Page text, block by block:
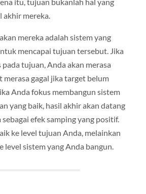
akhir mereka.
mereka adalah sistem yang
mencapai tujuan tersebut. Jika
tujuan, Anda akan merasa
merasa gagal jika target belum
Anda fokus membangun sistem
yang baik, hasil akhir akan datang
efek samping yang positif.
ke level tujuan Anda, melainkan
level sistem yang Anda bangun.